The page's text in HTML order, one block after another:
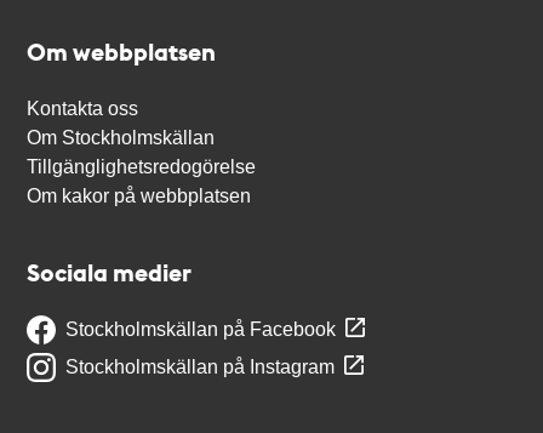
Om webbplatsen
Kontakta oss
Om Stockholmskällan
Tillgänglighetsredogörelse
Om kakor på webbplatsen
Sociala medier
Stockholmskällan på Facebook
Stockholmskällan på Instagram